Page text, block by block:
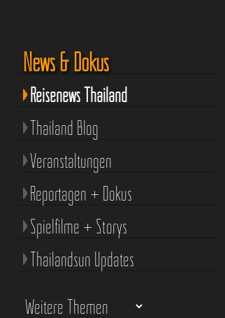
News & Dokus
Reisenews Thailand
Thailand Blog
Veranstaltungen
Reportagen + Dokus
Spielfilme + Storys
Thailandsun Updates